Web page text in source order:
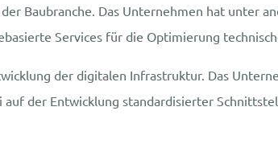
Baubranche. Das Unternehmen hat unter
Services für die Optimierung
der digitalen Infrastruktur. Das
der Entwicklung standardisierter